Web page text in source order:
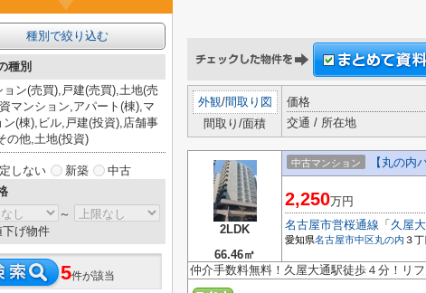
外観/間取り図
間取り/面積
価格
交通 / 所在地
2LDK
66.46㎡
中古マンション 【丸の内
2,250万円
名古屋市営桜通線 「 久屋
愛知県名古屋市中区丸の内 ３
仲介手数料無料！久屋大通駅徒歩４分！リフ
種別で絞り込む
種別
ョン(売買),戸建(売買),土地(売
マンション,アパート(棟),マ
ン(棟),ビル,戸建(投資),店舗事
の他,土地(投資)
しない 新築
中古
～
下げ物件
5件が該当